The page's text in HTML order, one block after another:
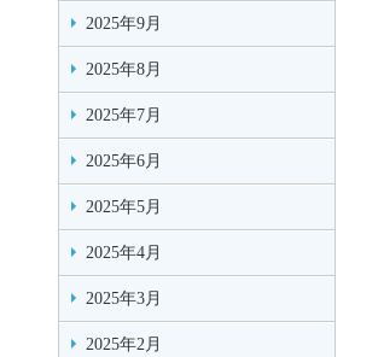
2025年9月
2025年8月
2025年7月
2025年6月
2025年5月
2025年4月
2025年3月
2025年2月